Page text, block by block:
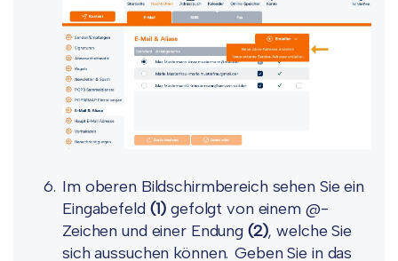
Im oberen Bildschirmbereich sehen Sie ein
Eingabefeld (1) gefolgt von einem @-
Zeichen und einer Endung (2), welche Sie
sich aussuchen können. Geben Sie in das